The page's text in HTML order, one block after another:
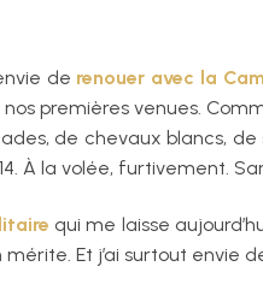
de renouer avec la
premières venues.
de chevaux blancs,
À la volée, furtivement.
qui me laisse
Et j’ai surtout envie